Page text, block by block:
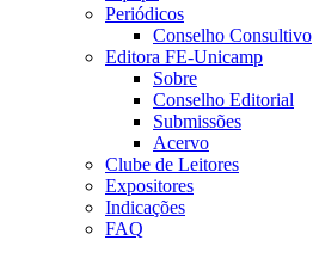
Periódicos
Conselho Consultivo
Editora FE-Unicamp
Sobre
Conselho Editorial
Submissões
Acervo
Clube de Leitores
Expositores
Indicações
FAQ